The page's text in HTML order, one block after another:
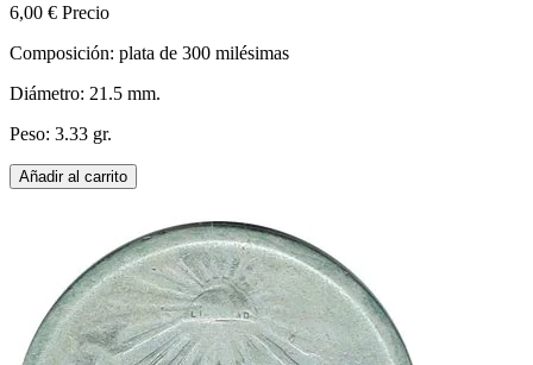
6,00 € Precio
Composición: plata de 300 milésimas
Diámetro: 21.5 mm.
Peso: 3.33 gr.
Añadir al carrito